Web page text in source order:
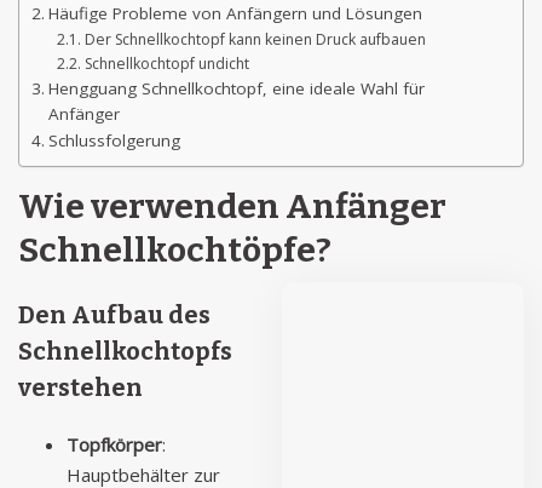
Häufige Probleme von Anfängern und Lösungen
Der Schnellkochtopf kann keinen Druck aufbauen
Schnellkochtopf undicht
Hengguang Schnellkochtopf, eine ideale Wahl für
Anfänger
Schlussfolgerung
Wie verwenden Anfänger
Schnellkochtöpfe?
Den Aufbau des
Schnellkochtopfs
verstehen
Topfkörper:
Hauptbehälter zur